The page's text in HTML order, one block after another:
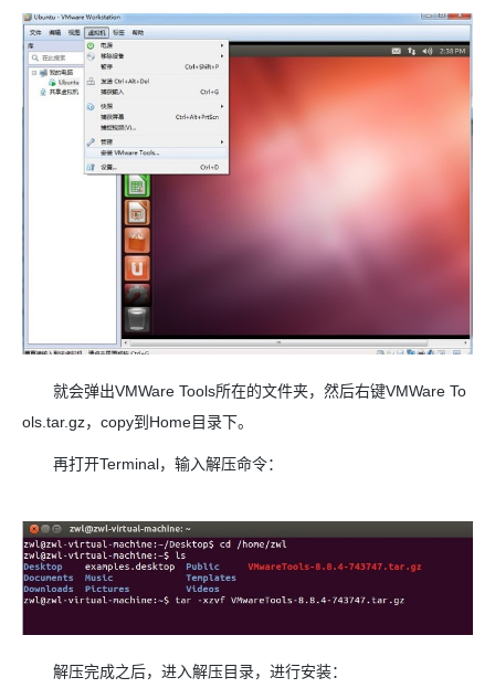
就会弹出VMWare Tools所在的文件夹，然后右键VMWare To
ols.tar.gz，copy到Home目录下。
再打开Terminal，输入解压命令：
解压完成之后，进入解压目录，进行安装：